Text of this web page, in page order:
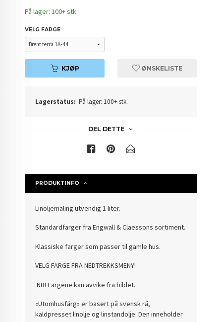
På lager: 100+ stk.
VELG FARGE
KJØP ØNSKELISTE
Lagerstatus: På lager: 100+ stk.
DEL DETTE
PRODUKTINFO
Linoljemaling utvendig 1 liter.
Standardfarger fra Engwall & Claessons sortiment.
Klassiske farger som passer til gamle hus.
VELG FARGE FRA NEDTREKKSMENY!
NB! Fargene kan avvike fra bildet.
«Utomhusfärg» er basert på svensk rå,
kaldpresset linolje og linstandolje. Den inneholder